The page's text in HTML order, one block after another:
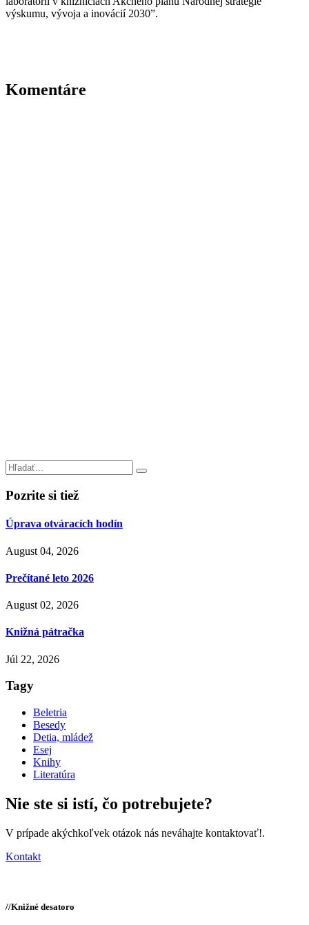
výskumu, vývoja a inovácií 2030”.
Komentáre
Pozrite si tiež
Úprava otváracích hodín
August 04, 2026
Prečítané leto 2026
August 02, 2026
Knižná pátračka
Júl 22, 2026
Tagy
Beletria
Besedy
Detia, mládež
Esej
Knihy
Literatúra
Nie ste si istí, čo potrebujete?
V prípade akýchkoľvek otázok nás neváhajte kontaktovať!.
Kontakt
//Knižné desatoro